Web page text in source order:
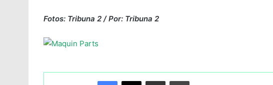
Fotos: Tribuna 2 / Por: Tribuna 2
Facebook
X Compartir por Email Imprimir